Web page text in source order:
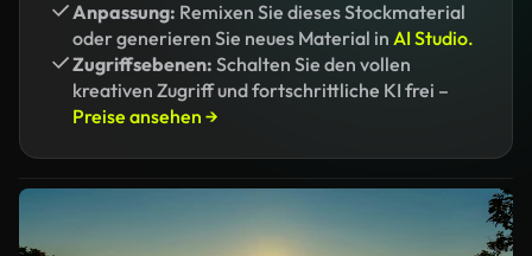
Anpassung: Remixen Sie dieses Stockmaterial
oder generieren Sie neues Material in AI Studio.
Zugriffsebenen: Schalten Sie den vollen
kreativen Zugriff und fortschrittliche KI frei –
Preise ansehen →